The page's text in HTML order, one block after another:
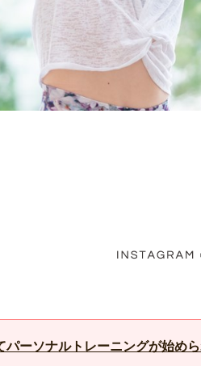
パーソナルトレーニングが始め